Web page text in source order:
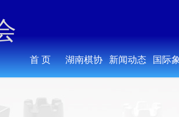
首 页 湖南棋协 新闻动态 国际